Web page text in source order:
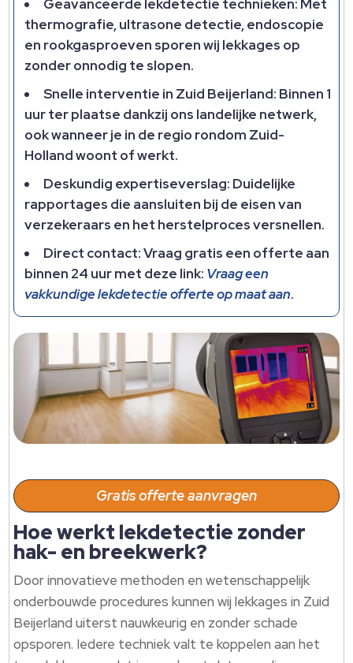
Geavanceerde lekdetectie technieken: Met
thermografie, ultrasone detectie, endoscopie
en rookgasproeven sporen wij lekkages op
zonder onnodig te slopen.​
Snelle interventie in Zuid Beijerland: Binnen 1
uur ter plaatse dankzij ons landelijke netwerk,
ook wanneer je in de regio rondom Zuid-
Holland woont of werkt.​
Deskundig expertiseverslag: Duidelijke
rapportages die aansluiten bij de eisen van
verzekeraars en het herstelproces versnellen.​
Direct contact: Vraag gratis een offerte aan
binnen 24 uur met deze link: Vraag een
vakkundige lekdetectie offerte op maat aan.​
Gratis offerte aanvragen
Hoe werkt lekdetectie zonder
hak- en breekwerk?
Door innovatieve methoden en wetenschappelijk
onderbouwde procedures kunnen wij lekkages in Zuid
Beijerland uiterst nauwkeurig en zonder schade
opsporen.​ Iedere techniek valt te koppelen aan het